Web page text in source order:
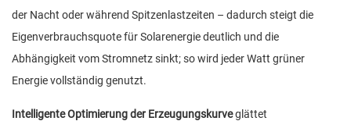
der Nacht oder während Spitzenlastzeiten – dadurch steigt die
Eigenverbrauchsquote für Solarenergie deutlich und die
Abhängigkeit vom Stromnetz sinkt; so wird jeder Watt grüner
Energie vollständig genutzt.
Intelligente Optimierung der Erzeugungskurveglättet